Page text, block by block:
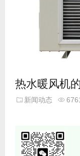
热水暖风机
新闻动态